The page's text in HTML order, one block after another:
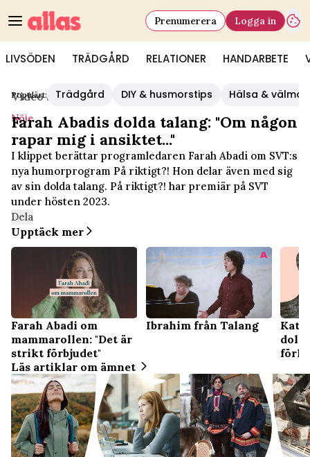
LIVSÖDEN TRÄDGÅRD RELATIONER HANDARBETE
Prenumerera Logga in
Populärt: Trädgård DIY & husmorstips Hälsa &
Video Start/Nöje
Nöje
Farah Abadis dolda talang: "Om någon
rapar mig i ansiktet..."
I klippet berättar programledaren Farah Abadi om SVT:s
nya humorprogram På riktigt?! Hon delar även med sig
av sin dolda talang. På riktigt?! har premiär på SVT
under hösten 2023.
Dela
Upptäck mer
Farah Abadi om
mammarollen: "Det är
strikt förbjudet"
Ibrahim från Talang
Läs artiklar om ämnet